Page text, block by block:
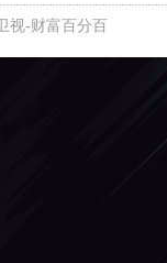
视-财富百分百